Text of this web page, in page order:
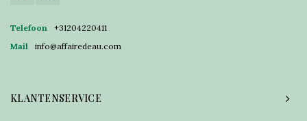
Telefoon
+31204220411
Mail
info@affairedeau.com
KLANTENSERVICE